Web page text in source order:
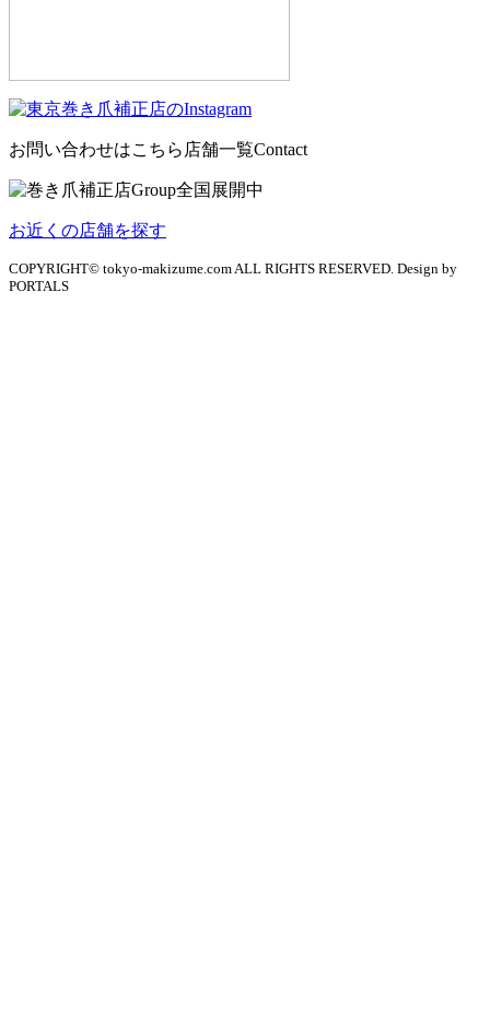
お問い合わせはこちら 店舗一覧Contact
お近くの店舗を探す
COPYRIGHT© tokyo-makizume.com ALL RIGHTS RESERVED. Design by
PORTALS